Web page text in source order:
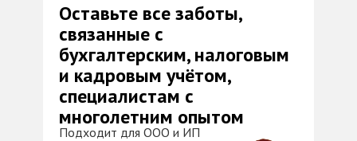
Оставьте все заботы,
связанные с
бухгалтерским, налоговым
и кадровым учётом,
специалистам с
многолетним опытом
Подходит для ООО и ИП